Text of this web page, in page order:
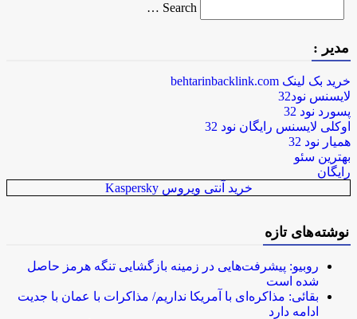
for
Search …
مدیر :
خرید بک لینک behtarinbacklink.com
لایسنس نود32
پسورد نود 32
اوکلی لایسنس رایگان نود 32
همیار نود 32
بهترین سئو
رایگان
خرید آنتی ویروس Kaspersky
نوشته‌های تازه
روبیو: پیشرفت‌هایی در زمینه بازگشایی تنگه هرمز حاصل
شده است
بقائی: مذاکره‌ای با آمریکا نداریم/ مذاکرات با عمان با جدیت
ادامه دارد